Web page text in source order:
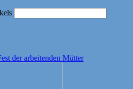
der arbeitenden Mütter